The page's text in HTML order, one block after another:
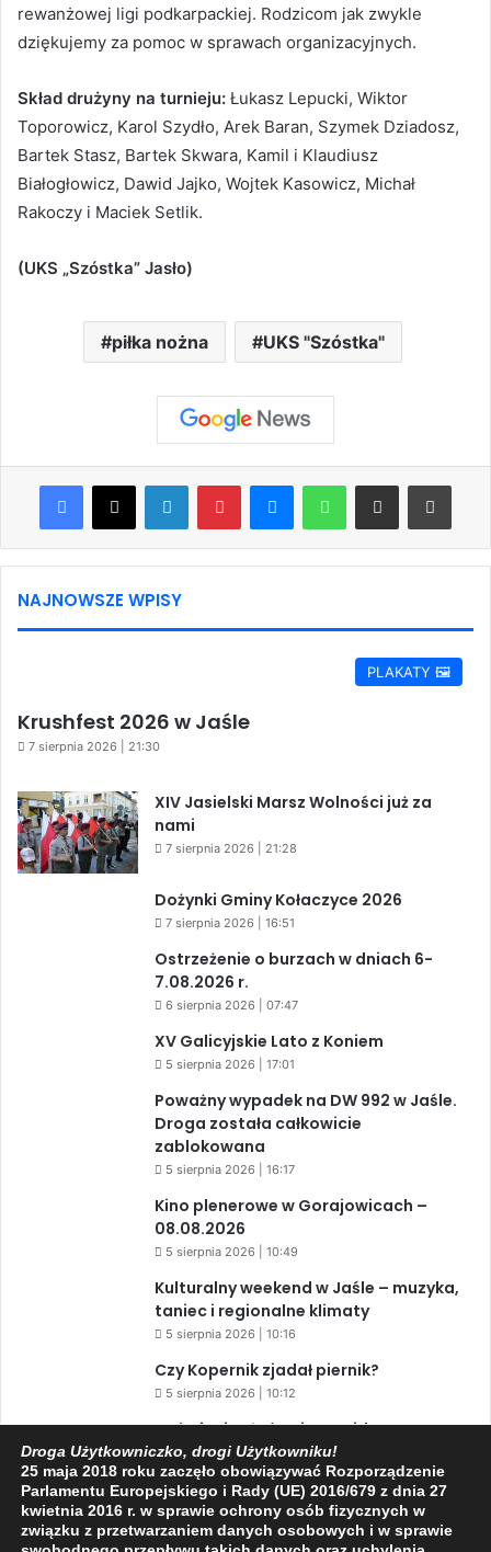
rewanżowej ligi podkarpackiej. Rodzicom jak zwykle
dziękujemy za pomoc w sprawach organizacyjnych.
Skład drużyny na turnieju: Łukasz Lepucki, Wiktor
Toporowicz, Karol Szydło, Arek Baran, Szymek Dziadosz,
Bartek Stasz, Bartek Skwara, Kamil i Klaudiusz
Białogłowicz, Dawid Jajko, Wojtek Kasowicz, Michał
Rakoczy i Maciek Setlik.
(UKS „Szóstka” Jasło)
piłka nożna UKS "Szóstka"
Facebook
X LinkedInPinterestMessengerWhatsAppShare via Email Print
NAJNOWSZE WPISY
PLAKATY 🖼️
Krushfest 2026 w Jaśle
7 sierpnia 2026 | 21:30
XIV Jasielski Marsz Wolności już za
nami
7 sierpnia 2026 | 21:28
Dożynki Gminy Kołaczyce 2026
7 sierpnia 2026 | 16:51
Ostrzeżenie o burzach w dniach 6-
7.08.2026 r.
6 sierpnia 2026 | 07:47
XV Galicyjskie Lato z Koniem
5 sierpnia 2026 | 17:01
Poważny wypadek na DW 992 w Jaśle.
Droga została całkowicie
zablokowana
5 sierpnia 2026 | 16:17
Kino plenerowe w Gorajowicach –
08.08.2026
5 sierpnia 2026 | 10:49
Kulturalny weekend w Jaśle – muzyka,
taniec i regionalne klimaty
5 sierpnia 2026 | 10:16
Czy Kopernik zjadał piernik?
5 sierpnia 2026 | 10:12
Zaćmienie Słońca i Perseidy. Dwa
niesamowite zjawiska astronomiczne
w ciągu jednego dnia!
3 sierpnia 2026 | 15:39
Droga Użytkowniczko, drogi Użytkowniku!
25 maja 2018 roku zaczęło obowiązywać Rozporządzenie
Parlamentu Europejskiego i Rady (UE) 2016/679 z dnia 27
kwietnia 2016 r. w sprawie ochrony osób fizycznych w
związku z przetwarzaniem danych osobowych i w sprawie